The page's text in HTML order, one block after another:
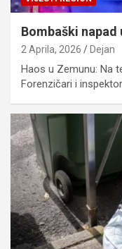
Bombaški napad
2 Aprila, 2026 Dejan
Haos u Zemunu: Na
Forenzičari i